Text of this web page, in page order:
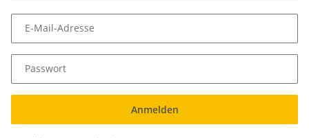
E-Mail-Adresse
Passwort
Anmelden